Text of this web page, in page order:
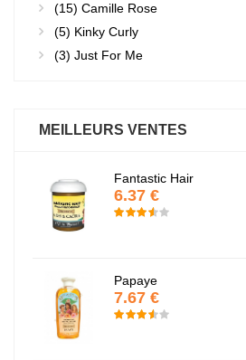
(15) Camille Rose
(5) Kinky Curly
(3) Just For Me
MEILLEURS VENTES
Fantastic Hair
6.37 €
Papaye
7.67 €